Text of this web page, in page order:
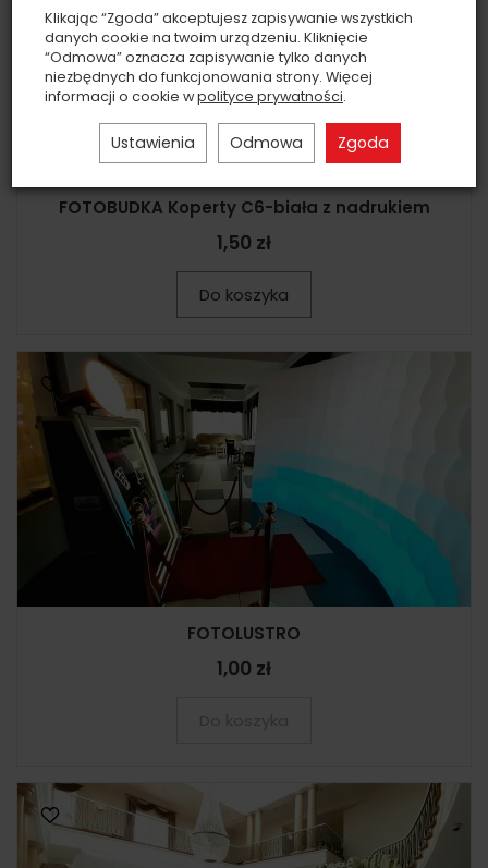
FOTOBUDKA Koperty C6-biała z nadrukiem
1,50 zł
Do koszyka
FOTOLUSTRO
1,00 zł
Klikając “Zgoda” akceptujesz zapisywanie wszystkich
danych cookie na twoim urządzeniu. Kliknięcie
“Odmowa” oznacza zapisywanie tylko danych
niezbędnych do funkcjonowania strony. Więcej
informacji o cookie wpolityce prywatności.
Ustawienia Odmowa Zgoda